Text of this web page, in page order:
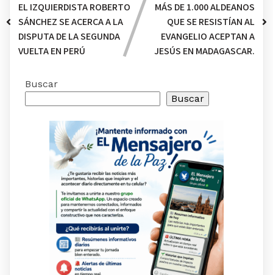
EL IZQUIERDISTA ROBERTO
SÁNCHEZ SE ACERCA A LA
DISPUTA DE LA SEGUNDA
VUELTA EN PERÚ
MÁS DE 1.000 ALDEANOS
QUE SE RESISTÍAN AL
EVANGELIO ACEPTAN A
JESÚS EN MADAGASCAR.
Buscar
Buscar